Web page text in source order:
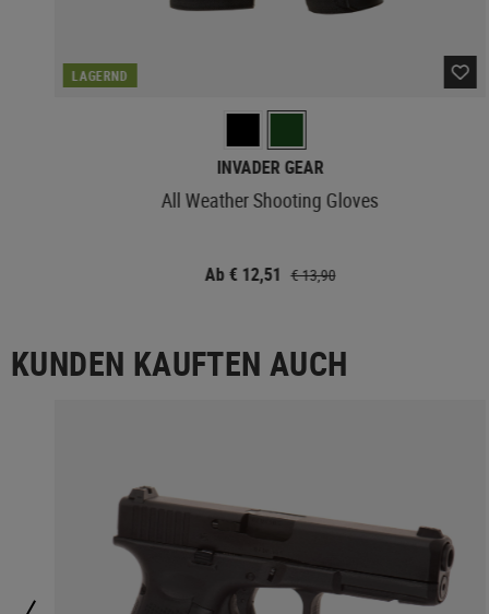
LAGERND
INVADER GEAR
All Weather Shooting Gloves
Ab € 12,51 € 13,90
KUNDEN KAUFTEN AUCH